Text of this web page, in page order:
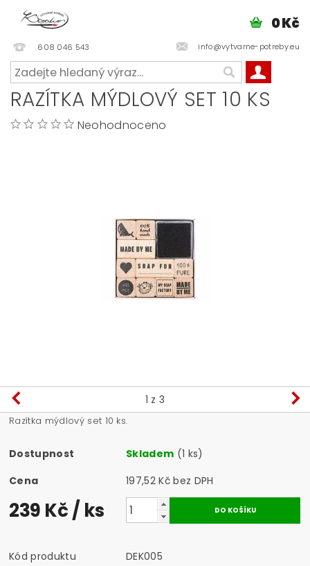
608 046 543 info@vytvarne-potreby.eu
0 Kč
RAZÍTKA MÝDLOVÝ SET 10 KS
Neohodnoceno
1 z 3
Razítka mýdlový set 10 ks.
Dostupnost Skladem (1 ks)
Cena
197,52 Kč bez DPH
239 Kč/ ks
Kód produktu
DEK005